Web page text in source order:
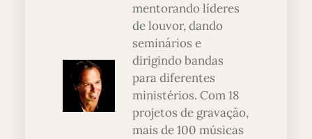
mentorando líderes
de louvor, dando
seminários e
dirigindo bandas
para diferentes
ministérios. Com 18
projetos de gravação,
mais de 100 músicas